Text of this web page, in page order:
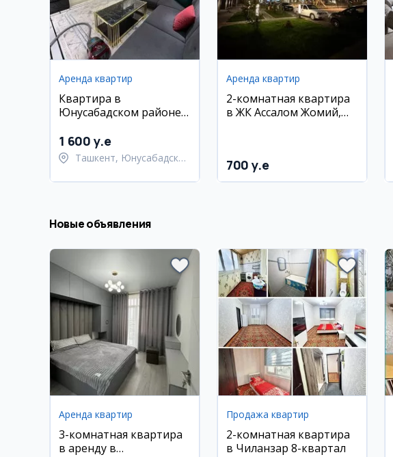
Аренда квартир
Квартира в
Юнусабадском районе,
с мебелью и техникой
1 600 y.e
Ташкент, Юнусабадский
Аренда квартир
2-комнатная квартира
в ЖК Ассалом Жомий,
700 y.e
Новые объявления
Аренда квартир
3-комнатная квартира
в аренду в
Продажа квартир
2-комнатная квартира
в Чиланзар 8-квартал